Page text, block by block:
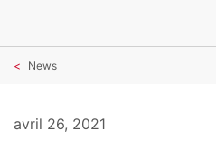
News
avril 26, 2021